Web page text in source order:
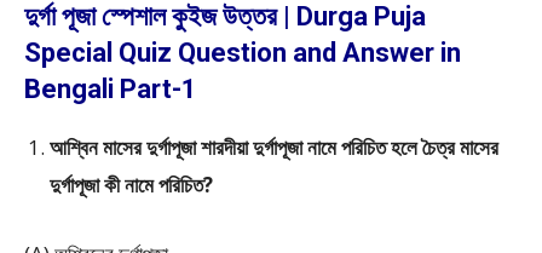
দুর্গা পূজা স্পেশাল কুইজ উত্তর | Durga Puja
Special Quiz Question and Answer in
Bengali Part-1
আশ্বিন মাসের দুর্গাপূজা শারদীয়া দুর্গাপূজা নামে পরিচিত হলে চৈত্র মাসের
দুর্গাপূজা কী নামে পরিচিত?